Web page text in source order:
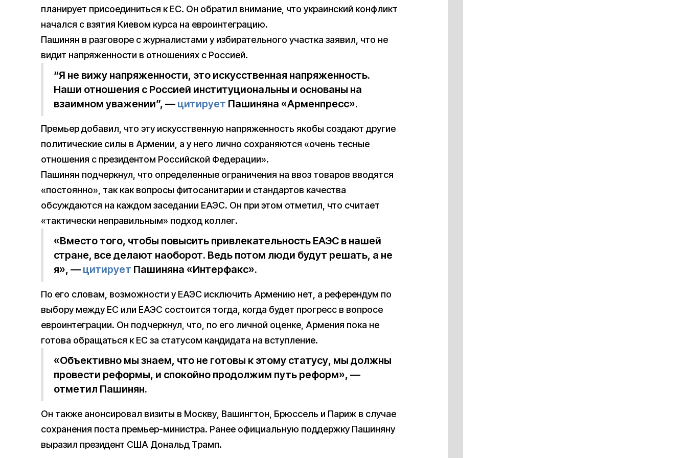
планирует присоединиться к ЕС. Он обратил внимание, что украинский конфликт
начался с взятия Киевом курса на евроинтеграцию.
Пашинян в разговоре с журналистами у избирательного участка заявил, что не
видит напряженности в отношениях с Россией.
“Я не вижу напряженности, это искусственная напряженность.
Наши отношения с Россией институциональны и основаны на
взаимном уважении”, — цитирует Пашиняна «Арменпресс».
Премьер добавил, что эту искусственную напряженность якобы создают другие
политические силы в Армении, а у него лично сохраняются «очень тесные
отношения с президентом Российской Федерации».
Пашинян подчеркнул, что определенные ограничения на ввоз товаров вводятся
«постоянно», так как вопросы фитосанитарии и стандартов качества
обсуждаются на каждом заседании ЕАЭС. Он при этом отметил, что считает
«тактически неправильным» подход коллег.
«Вместо того, чтобы повысить привлекательность ЕАЭС в нашей
стране, все делают наоборот. Ведь потом люди будут решать, а не
я», — цитирует Пашиняна «Интерфакс».
По его словам, возможности у ЕАЭС исключить Армению нет, а референдум по
выбору между ЕС или ЕАЭС состоится тогда, когда будет прогресс в вопросе
евроинтеграции. Он подчеркнул, что, по его личной оценке, Армения пока не
готова обращаться к ЕС за статусом кандидата на вступление.
«Объективно мы знаем, что не готовы к этому статусу, мы должны
провести реформы, и спокойно продолжим путь реформ», —
отметил Пашинян.
Он также анонсировал визиты в Москву, Вашингтон, Брюссель и Париж в случае
сохранения поста премьер-министра. Ранее официальную поддержку Пашиняну
выразил президент США Дональд Трамп.